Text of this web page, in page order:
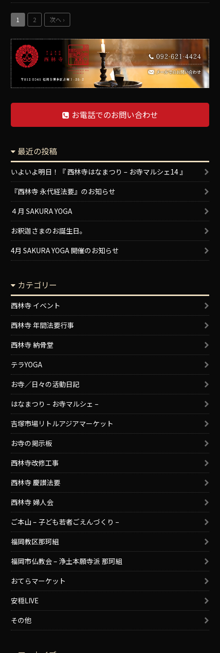
1 2 次へ ›
お電話でのお問い合わせ
最近の投稿
いよいよ明日！『 西林寺はなまつり – お寺マルシェ14 』
『西林寺 永代経法要』のお知らせ
４月 SAKURA YOGA
お釈迦さまのお誕生日。
4月 SAKURA YOGA 開催のお知らせ
カテゴリー
西林寺 イベント
西林寺 年間法要行事
西林寺 納骨堂
テラYOGA
お寺／日々の活動日記
はなまつり – お寺マルシェ –
吉塚市場リトルアジアマーケット
お寺の掲示板
西林寺改修工事
西林寺 慶讃法要
西林寺 婦人会
ご本山 – 子ども若者ごえんづくり –
福岡教区那珂組
福岡市仏教会 – 浄土本願寺派 那珂組
おてらマーケット
安穏LIVE
その他